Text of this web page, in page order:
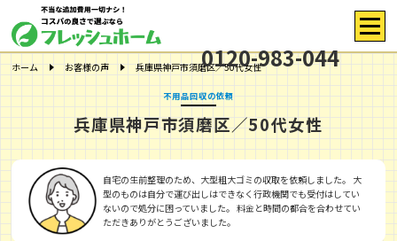
0120-983-044
ホーム お客様の声 兵庫県神戸市須磨区／50代女性
不用品回収の依頼
兵庫県神戸市須磨区／50代女性
自宅の生前整理のため、大型粗大ゴミの収取を依頼しました。 大
型のものは自分で運び出しはできなく行政機関でも受付はしてい
ないので処分に困っていました。 料金と時間の都合を合わせてい
ただきありがとうございました。